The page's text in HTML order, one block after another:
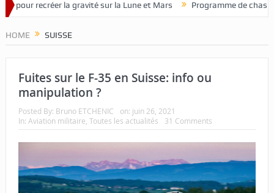
recréer la gravité sur la Lune et Mars Programme de chasseur de
HOME SUISSE
Fuites sur le F-35 en Suisse: info ou
manipulation ?
Posted By: Bruno ETCHENIC on: juin 26, 2021
In: Aviation militaire Toutes les actualités 31 Comments